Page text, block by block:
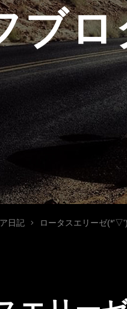
ブロ
日記 ロータスエリーゼ